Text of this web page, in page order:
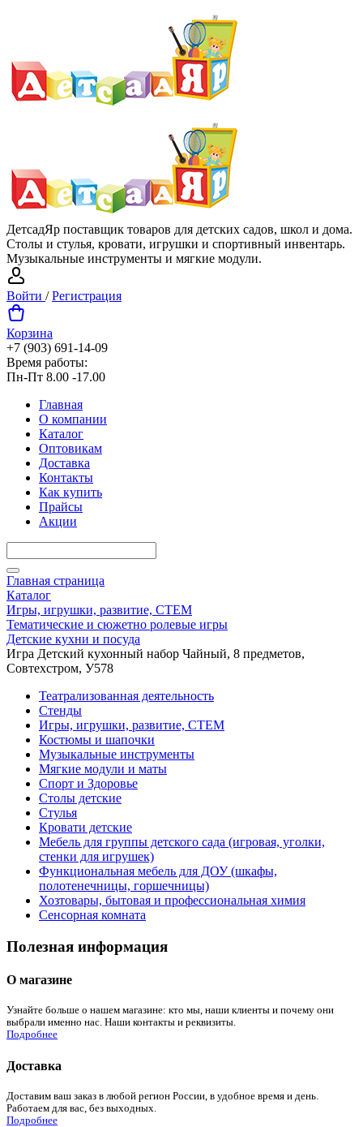
ДетсадЯр поставщик товаров для детских садов, школ и дома.
Столы и стулья, кровати, игрушки и спортивный инвентарь.
Музыкальные инструменты и мягкие модули.
Войти /Регистрация
Корзина
+7 (903) 691-14-09
Время работы:
Пн-Пт 8.00 -17.00
Главная
О компании
Каталог
Оптовикам
Доставка
Контакты
Как купить
Прайсы
Акции
Главная страница
Каталог
Игры, игрушки, развитие, СТЕМ
Тематические и сюжетно ролевые игры
Детские кухни и посуда
Игра Детский кухонный набор Чайный, 8 предметов,
Совтехстром, У578
Театрализованная деятельность
Стенды
Игры, игрушки, развитие, СТЕМ
Костюмы и шапочки
Музыкальные инструменты
Мягкие модули и маты
Спорт и Здоровье
Столы детские
Стулья
Кровати детские
Мебель для группы детского сада (игровая, уголки,
стенки для игрушек)
Функциональная мебель для ДОУ (шкафы,
полотенечницы, горшечницы)
Хозтовары, бытовая и профессиональная химия
Сенсорная комната
Полезная информация
О магазине
Узнайте больше о нашем магазине: кто мы, наши клиенты и почему они
выбрали именно нас. Наши контакты и реквизиты.
Подробнее
Доставка
Доставим ваш заказ в любой регион России, в удобное время и день.
Работаем для вас, без выходных.
Подробнее